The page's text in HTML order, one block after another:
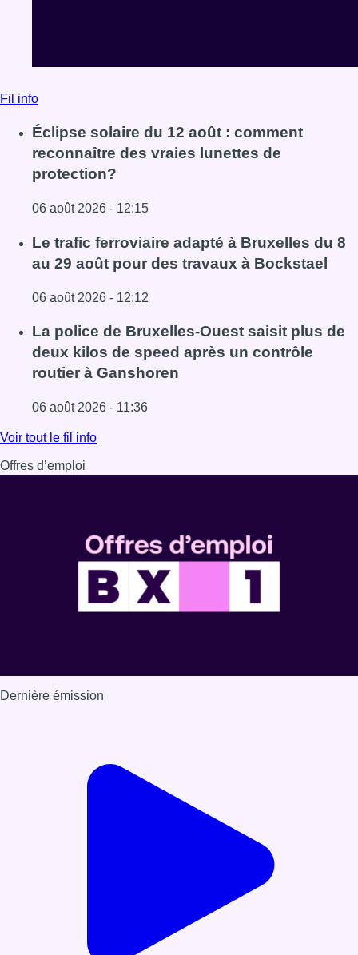
Fil info
Éclipse solaire du 12 août : comment
reconnaître des vraies lunettes de
protection?
06 août 2026 - 12:15
Lire l'article Éclipse solaire du 12 août : comment
Le trafic ferroviaire adapté à Bruxelles du 8
au 29 août pour des travaux à Bockstael
06 août 2026 - 12:12
Lire l'article Le trafic ferroviaire adapté à Bruxelles du 8
La police de Bruxelles-Ouest saisit plus de
deux kilos de speed après un contrôle
routier à Ganshoren
06 août 2026 - 11:36
Lire l'article La police de Bruxelles-Ouest saisit plus de
Voir tout le fil info
Offres d’emploi
Dernière émission